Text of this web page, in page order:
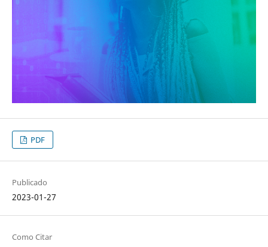
PDF
Publicado
2023-01-27
Como Citar